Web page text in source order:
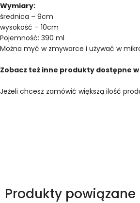
Wymiary:
średnica – 9cm
wysokość – 10cm
Pojemność: 390 ml
Można myć w zmywarce i używać w
Zobacz też inne produkty dostępne
Jeżeli chcesz zamówić większą ilość
Produkty powiązane